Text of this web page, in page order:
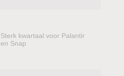
Sterk kwartaal voor Palantir
en Snap